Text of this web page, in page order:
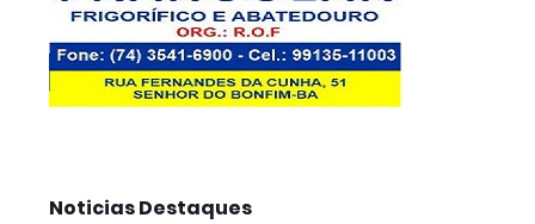
Noticias Destaques